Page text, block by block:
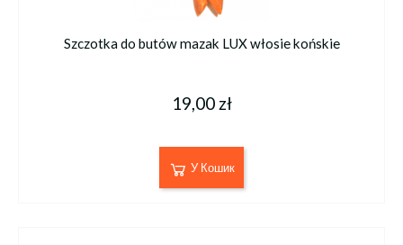
Szczotka do butów mazak LUX włosie końskie
19,00 zł
У Кошик